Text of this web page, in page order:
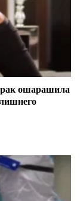
ошарашила